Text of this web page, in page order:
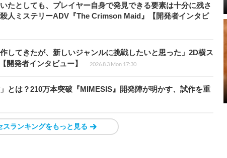
たとしても、プレイヤー自身で発見できる要素は十分に残さ
人ミステリーADV『The Crimson Maid』【開発者インタビ
してきたが、新しいジャンルに挑戦したいと思った」2D横ス
開発者インタビュー】
2026.8.3 Mon 17:30
とは？210万本突破『MIMESIS』開発陣が明かす、試作を重
スランキングをもっと見る